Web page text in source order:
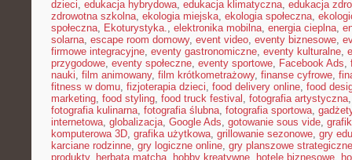
dzieci, edukacja hybrydowa, edukacja klimatyczna, edukacja
zdrowotna szkolna, ekologia miejska, ekologia społeczna,
społeczna, Ekoturystyka., elektronika mobilna, energia cieplna,
solarna, escape room domowy, event video, eventy biznesowe,
firmowe integracyjne, eventy gastronomiczne, eventy kulturalne,
przygodowe, eventy społeczne, eventy sportowe, Facebook Ads,
nauki, film animowany, film krótkometrażowy, finanse cyfrowe,
fitness w domu, fizjoterapia dzieci, food delivery online, food
marketing, food styling, food truck festival , fotografia artystyczna
fotografia kulinarna, fotografia ślubna, fotografia sportowa,
internetowa, globalizacja, Google Ads, gotowanie sous vide,
komputerowa 3D, grafika użytkowa, grillowanie sezonowe, gry
karciane rodzinne, gry logiczne online, gry planszowe strategiczne
produkty, herbata matcha, hobby kreatywne, hotele biznesowe,